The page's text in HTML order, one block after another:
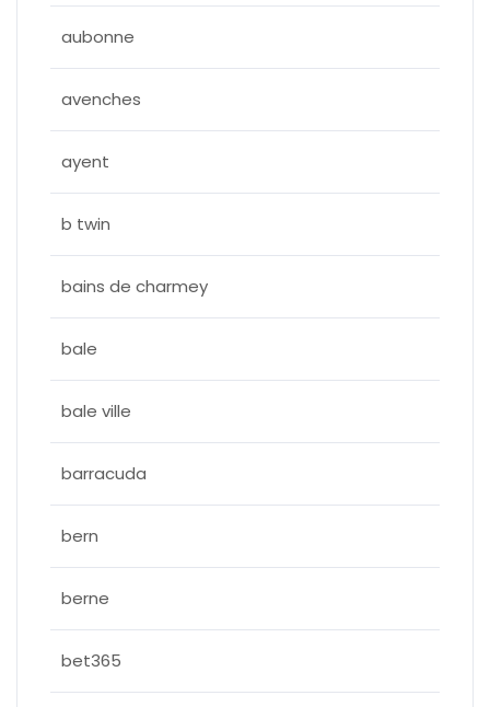
aubonne
avenches
ayent
b twin
bains de charmey
bale
bale ville
barracuda
bern
berne
bet365